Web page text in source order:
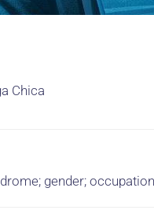
Chica
gender;